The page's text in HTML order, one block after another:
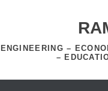
ENGINEERING –
–